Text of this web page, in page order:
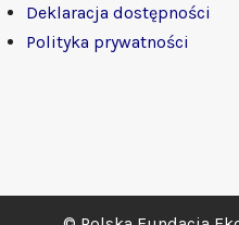
Deklaracja dostępności
Polityka prywatności